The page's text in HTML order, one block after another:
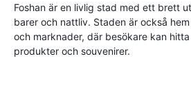
Foshan är en livlig stad med ett brett
barer och nattliv. Staden är också
och marknader, där besökare kan
produkter och souvenirer.